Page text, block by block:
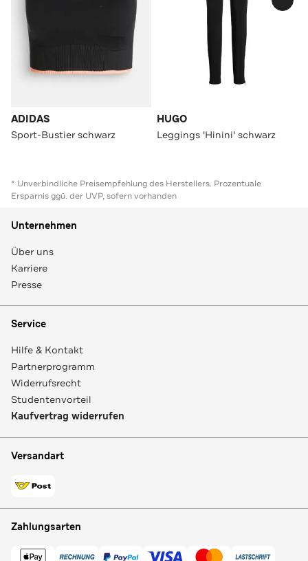
ADIDAS
Sport-Bustier schwarz
HUGO
Leggings 'Hinini' schwarz
* Unverbindliche Preisempfehlung des Herstellers. Prozentuale
Ersparnis ggü. der UVP, sofern vorhanden
Unternehmen
Über uns
Karriere
Presse
Service
Hilfe & Kontakt
Partnerprogramm
Widerrufsrecht
Studentenvorteil
Kaufvertrag widerrufen
Versandart
Zahlungsarten